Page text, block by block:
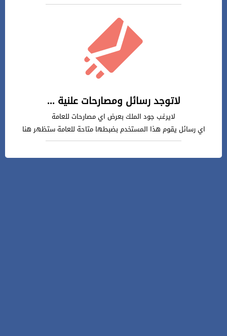
لاتوجد رسائل ومصارحات علنية ...
لايرغب جود الملك بعرض اي مصارحات للعامة
اي رسائل يقوم هذا المستخدم بضبطها متاحة للعامة ستظهر هنا